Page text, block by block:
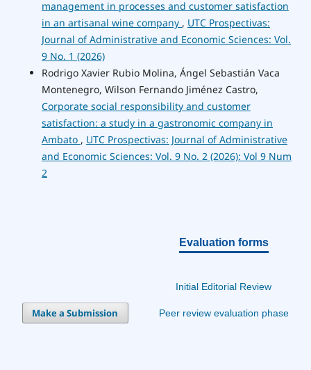
management in processes and customer satisfaction
in an artisanal wine company , UTC Prospectivas:
Journal of Administrative and Economic Sciences: Vol.
9 No. 1 (2026)
Rodrigo Xavier Rubio Molina, Ángel Sebastián Vaca
Montenegro, Wilson Fernando Jiménez Castro,
Corporate social responsibility and customer
satisfaction: a study in a gastronomic company in
Ambato , UTC Prospectivas: Journal of Administrative
and Economic Sciences: Vol. 9 No. 2 (2026): Vol 9 Num
2
Make a Submission
Evaluation forms
Initial Editorial Review
Peer review evaluation phase